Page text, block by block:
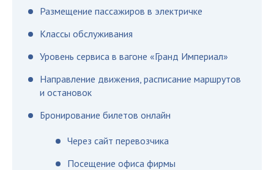
Размещение пассажиров в электричке
Классы обслуживания
Уровень сервиса в вагоне «Гранд Империал»
Направление движения, расписание маршрутов
и остановок
Бронирование билетов онлайн
Через сайт перевозчика
Посещение офиса фирмы